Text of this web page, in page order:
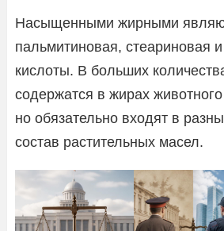
Насыщенными жирными
пальмитиновая, стеариновая
кислоты. В больших
содержатся в жирах
но обязательно входят в
состав растительных масел.